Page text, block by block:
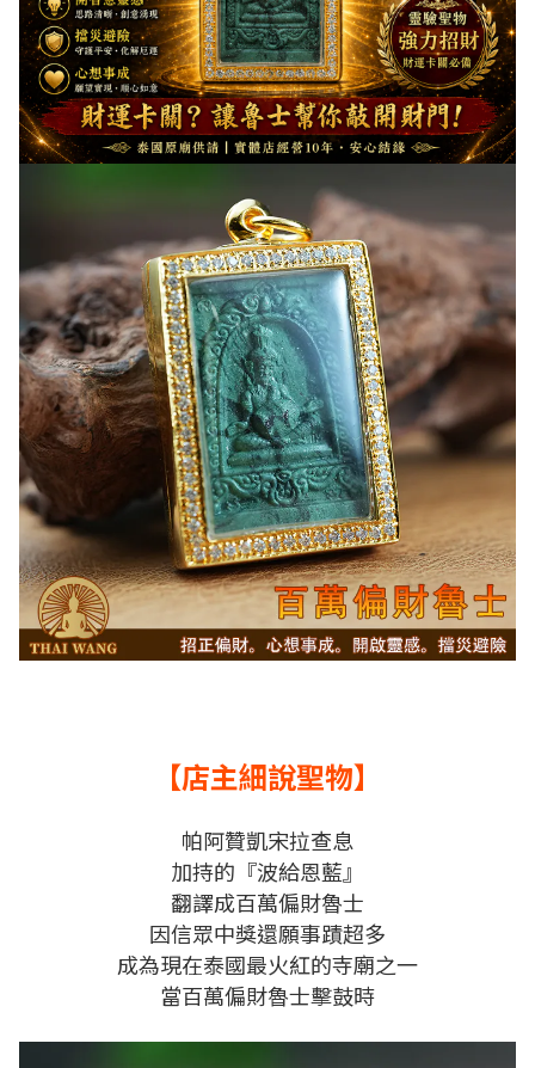
【店主細說聖物】
帕阿贊凱宋拉查息
加持的『波給恩藍』
翻譯成百萬偏財魯士
因信眾中獎還願事蹟超多
成為現在泰國最火紅的寺廟之一
當百萬偏財魯士擊鼓時